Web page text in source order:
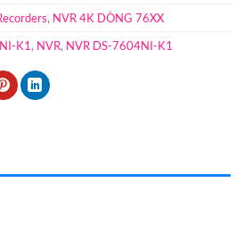
, NVR 4K DÒNG 76XX
K1, NVR, NVR DS-7604NI-K1